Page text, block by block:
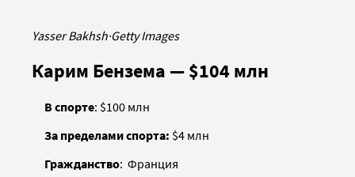
Yasser Bakhsh·Getty Images
Карим Бензема — $104 млн
В спорте: $100 млн
За пределами спорта: $4 млн
Гражданство: Франция